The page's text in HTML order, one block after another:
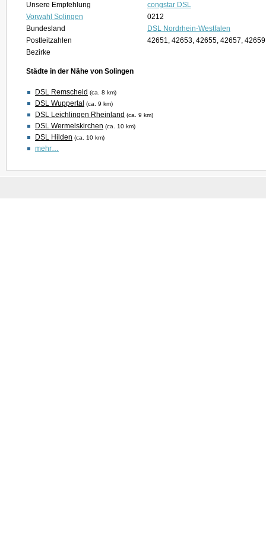
Unsere Empfehlung
congstar DSL
Vorwahl Solingen
0212
Bundesland
DSL Nordrhein-Westfalen
Postleitzahlen
42651, 42653, 42655, 42657,
Bezirke
Städte in der Nähe von Solingen
DSL Remscheid (ca. 8 km)
DSL Wuppertal (ca. 9 km)
DSL Leichlingen Rheinland (ca. 9 km)
DSL Wermelskirchen (ca. 10 km)
DSL Hilden (ca. 10 km)
mehr…